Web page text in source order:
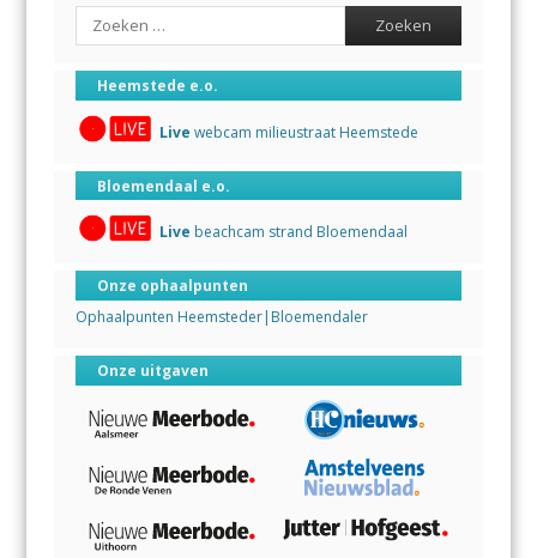
Search
Heemstede e.o.
Live webcam milieustraat Heemstede
Bloemendaal e.o.
Live beachcam strand Bloemendaal
Onze ophaalpunten
Ophaalpunten Heemsteder|Bloemendaler
Onze uitgaven